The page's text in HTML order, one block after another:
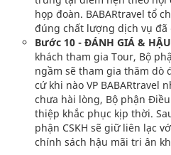
họp đoàn. BABARtravel tổ
đúng chất lượng dịch vụ đã
Bước 10 - ĐÁNH GIÁ &
khách tham gia Tour, Bộ
ngầm sẽ tham gia thăm dò
cứ khi nào VP BABARtravel
chưa hài lòng, Bộ phận
thiệp khắc phục kịp thời.
phận CSKH sẽ giữ liên lạc
chính sách hậu mãi tri ân